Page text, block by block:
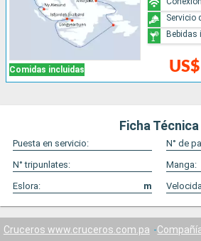
Comidas incluidas
Servicio
Bebidas
Ficha Técnica
Puesta en servicio:
N° de
N° tripunlates:
Manga:
Eslora:
m
Cruceros www.cruceros.com.pa